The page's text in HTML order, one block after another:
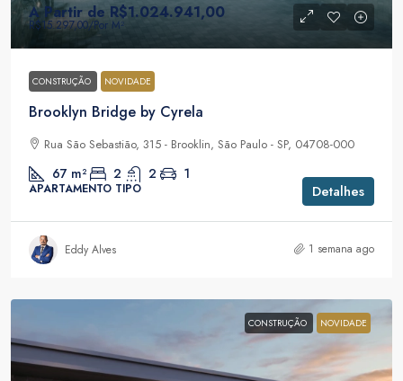
A Partir deR$1.024.941,00
R$15.297,00/Por M²
CONSTRUÇÃO NOVIDADE
Brooklyn Bridge by Cyrela
Rua São Sebastião, 315 - Brooklin, São Paulo - SP, 04708-000
67 m² 2 2 1
APARTAMENTO TIPO Detalhes
Eddy Alves 1 semana ago
CONSTRUÇÃO NOVIDADE